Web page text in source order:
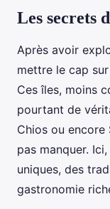
Les secrets
Après avoir
mettre le cap
Ces îles, moins
pourtant de
Chios ou encore
pas manquer.
uniques, des
gastronomie